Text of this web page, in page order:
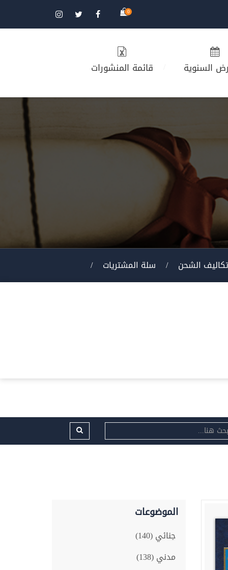
0
السنوية قائمة المنشورات
تكاليف الشحن / سلة المشتريات /
الموضوعات
جنائي (140)
مدني (138)